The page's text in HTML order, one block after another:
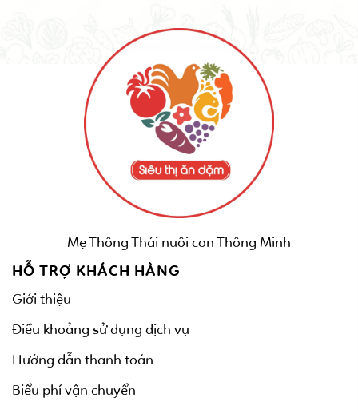
Mẹ Thông Thái nuôi con Thông Minh
HỖ TRỢ KHÁCH HÀNG
Giới thiệu
Điều khoảng sử dụng dịch vụ
Hướng dẫn thanh toán
Biểu phí vận chuyển